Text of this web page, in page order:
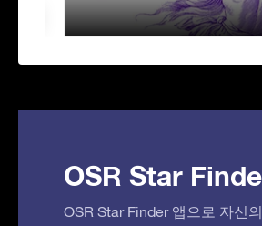
OSR Star
OSR Star Finder 앱으로 자신